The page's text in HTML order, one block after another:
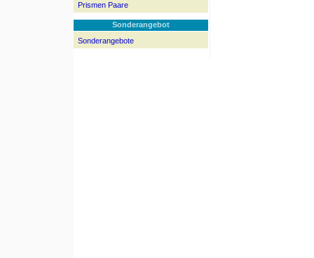
Prismen Paare
Sonderangebot
Sonderangebote